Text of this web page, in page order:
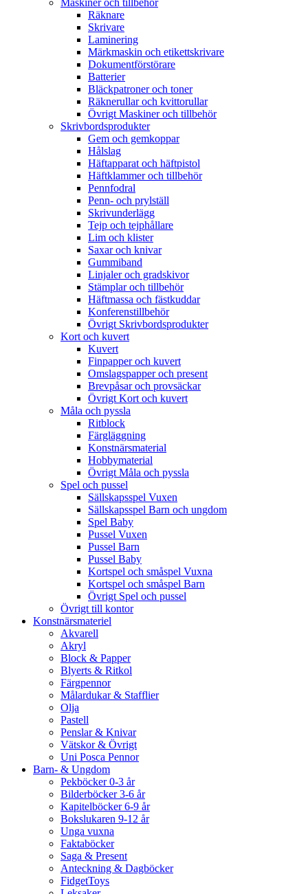
Maskiner och tillbehör
Räknare
Skrivare
Laminering
Märkmaskin och etikettskrivare
Dokumentförstörare
Batterier
Bläckpatroner och toner
Räknerullar och kvittorullar
Övrigt Maskiner och tillbehör
Skrivbordsprodukter
Gem och gemkoppar
Hålslag
Häftapparat och häftpistol
Häftklammer och tillbehör
Pennfodral
Penn- och prylställ
Skrivunderlägg
Tejp och tejphållare
Lim och klister
Saxar och knivar
Gummiband
Linjaler och gradskivor
Stämplar och tillbehör
Häftmassa och fästkuddar
Konferenstillbehör
Övrigt Skrivbordsprodukter
Kort och kuvert
Kuvert
Finpapper och kuvert
Omslagspapper och present
Brevpåsar och provsäckar
Övrigt Kort och kuvert
Måla och pyssla
Ritblock
Färgläggning
Konstnärsmaterial
Hobbymaterial
Övrigt Måla och pyssla
Spel och pussel
Sällskapsspel Vuxen
Sällskapsspel Barn och ungdom
Spel Baby
Pussel Vuxen
Pussel Barn
Pussel Baby
Kortspel och småspel Vuxna
Kortspel och småspel Barn
Övrigt Spel och pussel
Övrigt till kontor
Konstnärsmateriel
Akvarell
Akryl
Block & Papper
Blyerts & Ritkol
Färgpennor
Målardukar & Stafflier
Olja
Pastell
Penslar & Knivar
Vätskor & Övrigt
Uni Posca Pennor
Barn- & Ungdom
Pekböcker 0-3 år
Bilderböcker 3-6 år
Kapitelböcker 6-9 år
Bokslukaren 9-12 år
Unga vuxna
Faktaböcker
Saga & Present
Anteckning & Dagböcker
FidgetToys